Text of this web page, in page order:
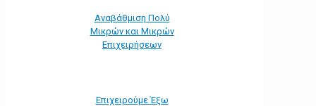
Αναβάθμιση Πολύ
Μικρών και Μικρών
Επιχειρήσεων
Επιχειρούμε Έξω